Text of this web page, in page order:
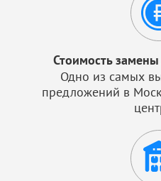
Стоимость
Одно из самых
предложений в